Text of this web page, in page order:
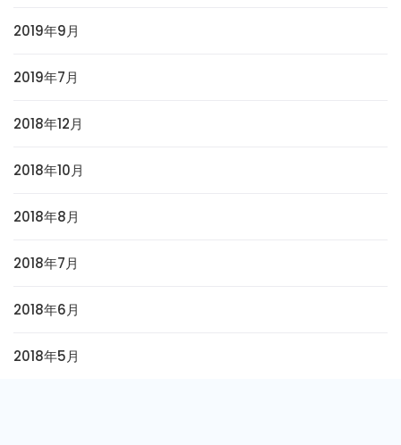
2019年9月
2019年7月
2018年12月
2018年10月
2018年8月
2018年7月
2018年6月
2018年5月